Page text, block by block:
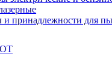
принадлежности для